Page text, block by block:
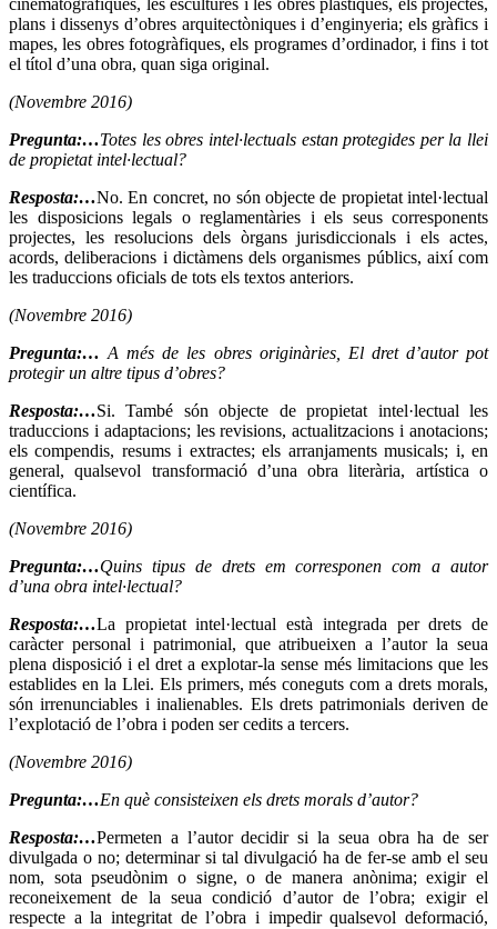
plans i dissenys d’obres arquitectòniques i d’enginyeria; els gràfics i
mapes, les obres fotogràfiques, els programes d’ordinador, i fins i tot
el títol d’una obra, quan siga original.
(Novembre 2016)
Pregunta:…Totes les obres intel·lectuals estan protegides per la llei
de propietat intel·lectual?
Resposta:…No. En concret, no són objecte de propietat intel·lectual
les disposicions legals o reglamentàries i els seus corresponents
projectes, les resolucions dels òrgans jurisdiccionals i els actes,
acords, deliberacions i dictàmens dels organismes públics, així com
les traduccions oficials de tots els textos anteriors.
(Novembre 2016)
Pregunta:… A més de les obres originàries, El dret d’autor pot
protegir un altre tipus d’obres?
Resposta:…Si. També són objecte de propietat intel·lectual les
traduccions i adaptacions; les revisions, actualitzacions i anotacions;
els compendis, resums i extractes; els arranjaments musicals; i, en
general, qualsevol transformació d’una obra literària, artística o
científica.
(Novembre 2016)
Pregunta:…Quins tipus de drets em corresponen com a autor
d’una obra intel·lectual?
Resposta:…La propietat intel·lectual està integrada per drets de
caràcter personal i patrimonial, que atribueixen a l’autor la seua
plena disposició i el dret a explotar-la sense més limitacions que les
establides en la Llei. Els primers, més coneguts com a drets morals,
són irrenunciables i inalienables. Els drets patrimonials deriven de
l’explotació de l’obra i poden ser cedits a tercers.
(Novembre 2016)
Pregunta:…En què consisteixen els drets morals d’autor?
Resposta:…Permeten a l’autor decidir si la seua obra ha de ser
divulgada o no; determinar si tal divulgació ha de fer-se amb el seu
nom, sota pseudònim o signe, o de manera anònima; exigir el
reconeixement de la seua condició d’autor de l’obra; exigir el
respecte a la integritat de l’obra i impedir qualsevol deformació,